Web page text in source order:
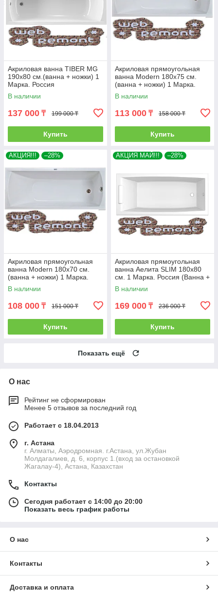
Акриловая ванна TIBER MG
190х80 см.(ванна + ножки) 1
Марка. Россия
В наличии
137 000 ₸ 199 000 ₸
Купить
Акриловая прямоугольная
ванна Modern 180х75 см.
(ванна + ножки) 1 Марка.
Россия
В наличии
113 000 ₸ 158 000 ₸
Купить
АКЦИЯ!!! –28%
Акриловая прямоугольная
ванна Modern 180х70 см.
(ванна + ножки) 1 Марка.
Россия
В наличии
108 000 ₸ 151 000 ₸
Купить
АКЦИЯ МАЙ!!! –28%
Акриловая прямоугольная
ванна Аелита SLIM 180х80
см. 1 Марка. Россия (Ванна +
ножки)
В наличии
169 000 ₸ 236 000 ₸
Купить
Показать ещё
О нас
Рейтинг не сформирован
Менее 5 отзывов за последний год
Работает с 18.04.2013
г. Астана
г. Алматы, Аэродромная. г.Астана, ул.Жубан
Молдагалиев, д. 6, корпус 1.(вход за остановкой
Жагалау-4), Астана, Казахстан
Контакты
Сегодня работает с 14:00 до 20:00
Показать весь график работы
О нас
Контакты
Доставка и оплата